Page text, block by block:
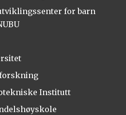
for barn
Institutt